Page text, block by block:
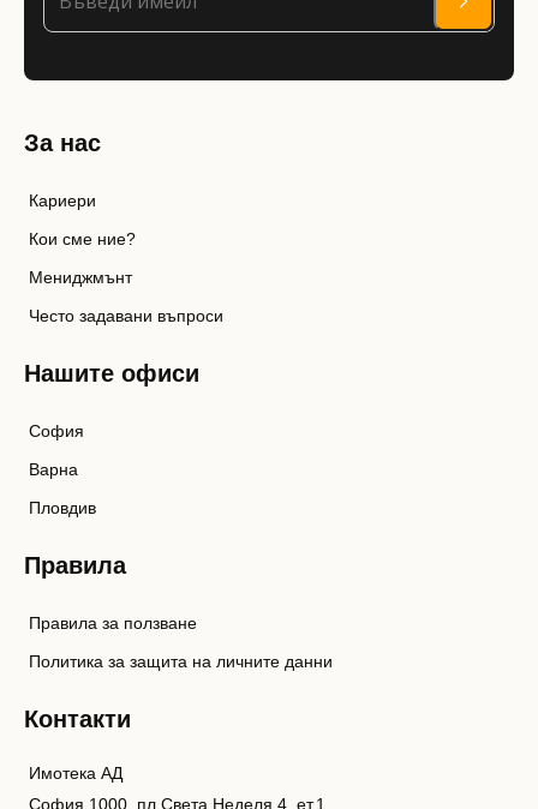
За нас
Кариери
Кои сме ние?
Мениджмънт
Често задавани въпроси
Нашите офиси
София
Варна
Пловдив
Правила
Правила за ползване
Политика за защита на личните данни
Контакти
Имотека АД
София 1000, пл.Света Неделя 4, ет.1